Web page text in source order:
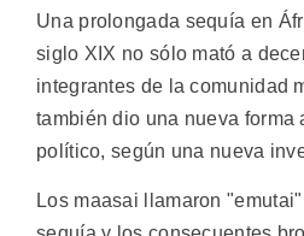
Una prolongada sequía en
siglo XIX no sólo mató a
integrantes de la comunidad
también dio una nueva forma
político, según una nueva
Los maasai llamaron